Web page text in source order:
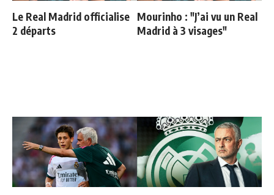
Le Real Madrid officialise
2 départs
Mourinho : "J’ai vu un Real
Madrid à 3 visages"